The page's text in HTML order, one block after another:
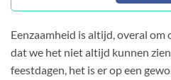
Eenzaamheid is altijd, overal om
dat we het niet altijd kunnen
feestdagen, het is er op een